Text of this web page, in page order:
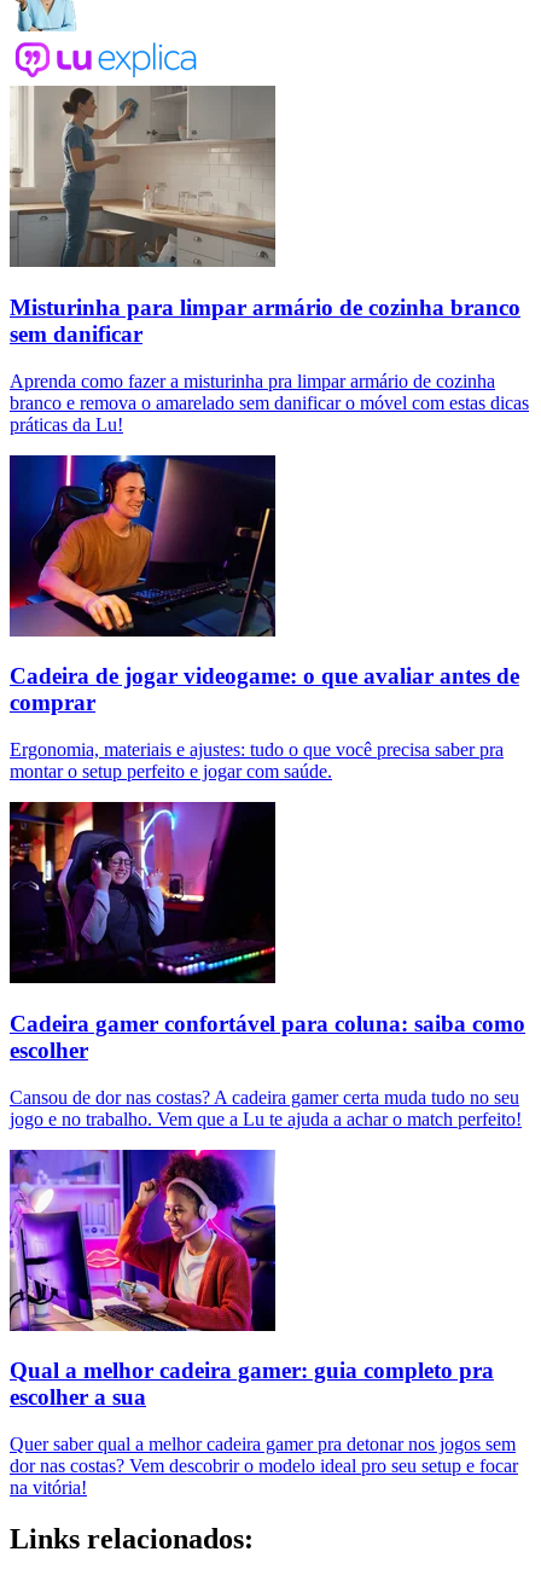
Misturinha para limpar armário de cozinha branco
sem danificar
Aprenda como fazer a misturinha pra limpar armário de cozinha
branco e remova o amarelado sem danificar o móvel com estas dicas
práticas da Lu!
Cadeira de jogar videogame: o que avaliar antes de
comprar
Ergonomia, materiais e ajustes: tudo o que você precisa saber pra
montar o setup perfeito e jogar com saúde.
Cadeira gamer confortável para coluna: saiba como
escolher
Cansou de dor nas costas? A cadeira gamer certa muda tudo no seu
jogo e no trabalho. Vem que a Lu te ajuda a achar o match perfeito!
Qual a melhor cadeira gamer: guia completo pra
escolher a sua
Quer saber qual a melhor cadeira gamer pra detonar nos jogos sem
dor nas costas? Vem descobrir o modelo ideal pro seu setup e focar
na vitória!
Links relacionados: